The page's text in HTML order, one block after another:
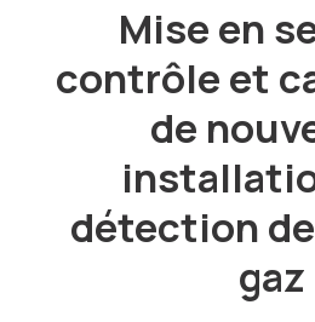
Mise en
contrôle et
de
détection
gaz